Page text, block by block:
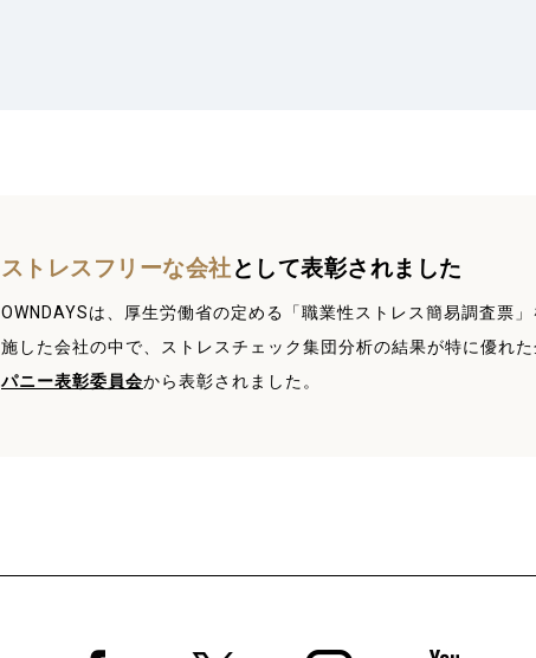
ストレスフリーな会社として表彰されました
OWNDAYSは、厚生労働省の定める「職業性ストレス簡易調査票
施した会社の中で、ストレスチェック集団分析の結果が特に優れた
パニー表彰委員会から表彰されました。